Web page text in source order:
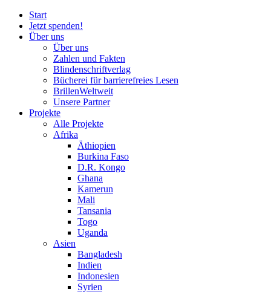
Start
Jetzt spenden!
Über uns
Über uns
Zahlen und Fakten
Blindenschriftverlag
Bücherei fürbarrierefreies Lesen
BrillenWeltweit
Unsere Partner
Projekte
Alle Projekte
Afrika
Äthiopien
Burkina Faso
D.R. Kongo
Ghana
Kamerun
Mali
Tansania
Togo
Uganda
Asien
Bangladesh
Indien
Indonesien
Syrien